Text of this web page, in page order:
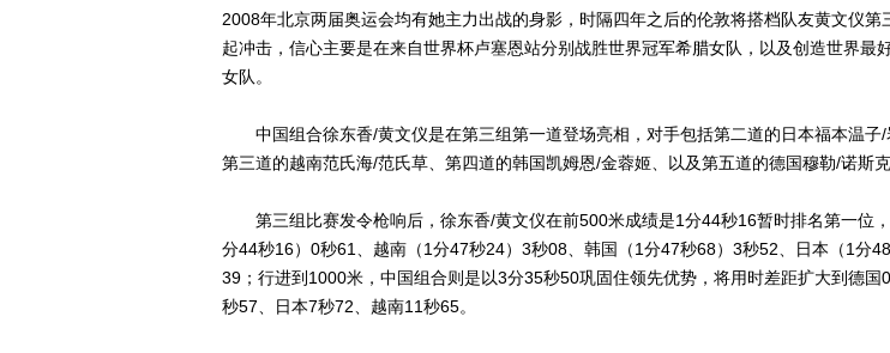
2008年北京两届奥运会均有她主力出战的身影，时隔四年之后的伦敦将搭档队友黄文仪第
起冲击，信心主要是在来自世界杯卢塞恩站分别战胜世界冠军希腊女队，以及创造世界最
女队。
中国组合徐东香/黄文仪是在第三组第一道登场亮相，对手包括第二道的日本福本温子/
第三道的越南范氏海/范氏草、第四道的韩国凯姆恩/金蓉姬、以及第五道的德国穆勒/诺斯克
第三组比赛发令枪响后，徐东香/黄文仪在前500米成绩是1分44秒16暂时排名第一位，
分44秒16）0秒61、越南（1分47秒24）3秒08、韩国（1分47秒68）3秒52、日本（1分
39；行进到1000米，中国组合则是以3分35秒50巩固住领先优势，将用时差距扩大到德国
秒57、日本7秒72、越南11秒65。